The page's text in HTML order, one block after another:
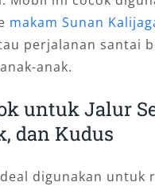
makam Sunan
perjalanan santai
anak.
untuk Jalur
dan Kudus
digunakan untuk